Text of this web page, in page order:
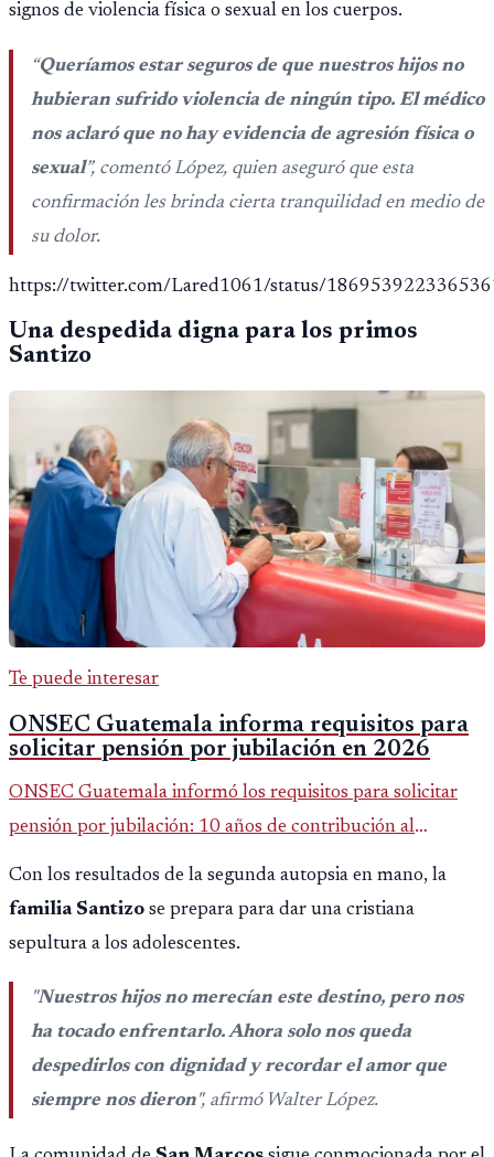
signos de violencia física o sexual en los cuerpos.
“Queríamos estar seguros de que nuestros hijos no
hubieran sufrido violencia de ningún tipo. El médico
nos aclaró que no hay evidencia de agresión física o
sexual”, comentó López, quien aseguró que esta
confirmación les brinda cierta tranquilidad en medio de
su dolor.
https://twitter.com/Lared1061/status/
Una despedida digna para los primos
Santizo
Te puede interesar
ONSEC Guatemala informa requisitos para
solicitar pensión por jubilación en 2026
ONSEC Guatemala informó los requisitos para solicitar
pensión por jubilación: 10 años de contribución al
Montepío y 50 años de edad, o 20 años de servicio sin
importar edad.
Con los resultados de la segunda autopsia en mano, la
familia Santizo se prepara para dar una cristiana
sepultura a los adolescentes.
"Nuestros hijos no merecían este destino, pero nos
ha tocado enfrentarlo. Ahora solo nos queda
despedirlos con dignidad y recordar el amor que
siempre nos dieron", afirmó Walter López.